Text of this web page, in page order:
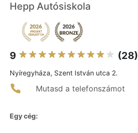
Hepp Autósiskola
9 (28)
Nyíregyháza, Szent István utca 2.
Mutasd a telefonszámot
Egy cég: